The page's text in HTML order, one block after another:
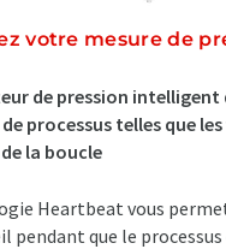
votre mesure de
de pression intelligent
processus telles que
la boucle
Heartbeat vous
pendant que le